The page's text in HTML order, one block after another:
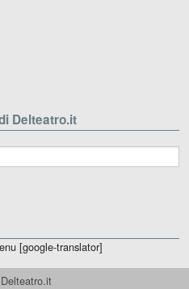
Delteatro.it
[google-translator]
Delteatro.it